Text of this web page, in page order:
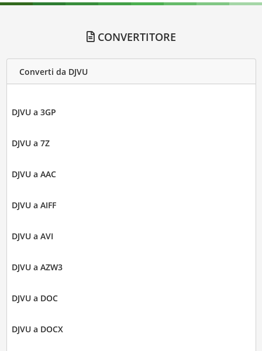
CONVERTITORE
Converti da DJVU
DJVU a 3GP
DJVU a 7Z
DJVU a AAC
DJVU a AIFF
DJVU a AVI
DJVU a AZW3
DJVU a DOC
DJVU a DOCX